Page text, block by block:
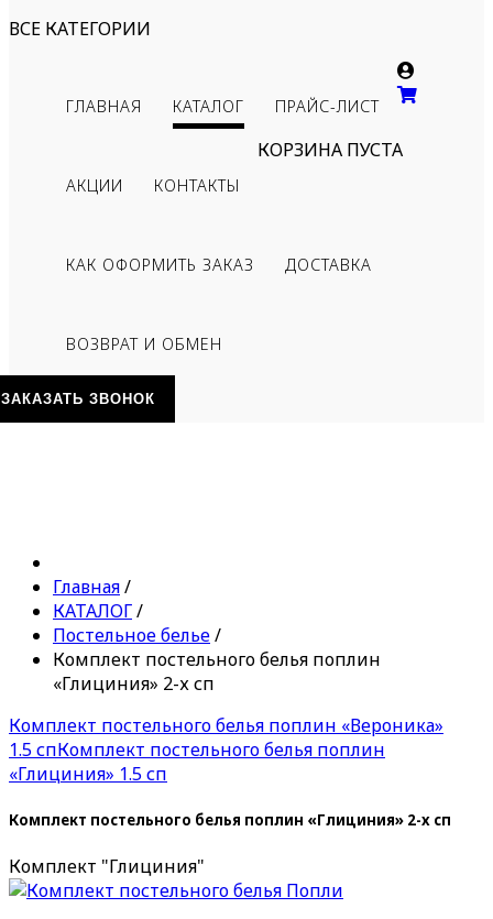
ВСЕ КАТЕГОРИИ
ГЛАВНАЯ КАТАЛОГ ПРАЙС-ЛИСТ
АКЦИИ КОНТАКТЫ
КАК ОФОРМИТЬ ЗАКАЗ ДОСТАВКА
ВОЗВРАТ И ОБМЕН
КОРЗИНА ПУСТА
ЗАКАЗАТЬ ЗВОНОК
Главная/
КАТАЛОГ/
Постельное белье/
Комплект постельного белья поплин
«Глициния» 2-х сп
Комплект постельного белья поплин «Вероника»
1.5 спКомплект постельного белья поплин
«Глициния» 1.5 сп
Комплект постельного белья поплин «Глициния» 2-х сп
Комплект "Глициния"